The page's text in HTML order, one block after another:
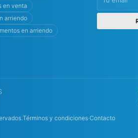
en venta
arriendo
en arriendo
Términos y condiciones·Contacto